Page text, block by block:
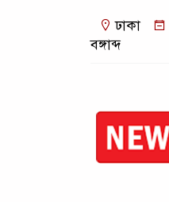
ঢাকা
বঙ্গাব্দ